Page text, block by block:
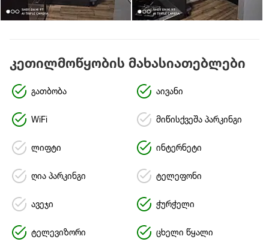
კეთილმოწყობის მახასიათებლები
გათბობა აივანი
WiFi მიწისქვეშა პარკინგი
ლიფტი ინტერნეტი
ღია პარკინგი ტელეფონი
ავეჯი ჭურჭელი
ტელევიზორი ცხელი წყალი